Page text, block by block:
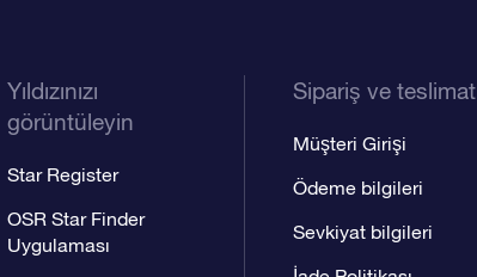
Yıldızınızı
görüntüleyin
Star Register
OSR Star Finder
Uygulaması
Sipariş ve teslimat
Müşteri Girişi
Ödeme bilgileri
Sevkiyat bilgileri